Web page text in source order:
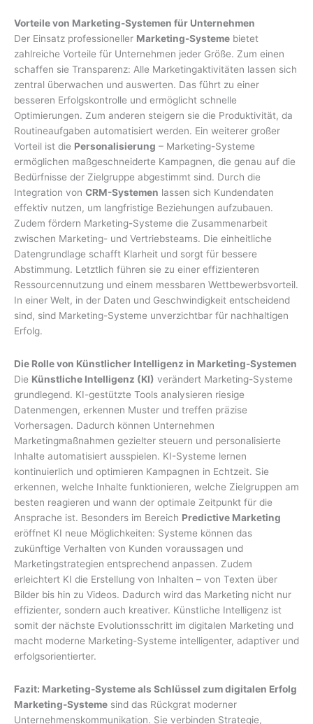
Vorteile von Marketing-Systemen für Unternehmen
Der Einsatz professioneller Marketing-Systeme bietet
zahlreiche Vorteile für Unternehmen jeder Größe. Zum einen
schaffen sie Transparenz: Alle Marketingaktivitäten lassen sich
zentral überwachen und auswerten. Das führt zu einer
besseren Erfolgskontrolle und ermöglicht schnelle
Optimierungen. Zum anderen steigern sie die Produktivität, da
Routineaufgaben automatisiert werden. Ein weiterer großer
Vorteil ist die Personalisierung – Marketing-Systeme
ermöglichen maßgeschneiderte Kampagnen, die genau auf die
Bedürfnisse der Zielgruppe abgestimmt sind. Durch die
Integration von CRM-Systemen lassen sich Kundendaten
effektiv nutzen, um langfristige Beziehungen aufzubauen.
Zudem fördern Marketing-Systeme die Zusammenarbeit
zwischen Marketing- und Vertriebsteams. Die einheitliche
Datengrundlage schafft Klarheit und sorgt für bessere
Abstimmung. Letztlich führen sie zu einer effizienteren
Ressourcennutzung und einem messbaren Wettbewerbsvorteil.
In einer Welt, in der Daten und Geschwindigkeit entscheidend
sind, sind Marketing-Systeme unverzichtbar für nachhaltigen
Erfolg.
Die Rolle von Künstlicher Intelligenz in Marketing-Systemen
Die Künstliche Intelligenz (KI) verändert Marketing-Systeme
grundlegend. KI-gestützte Tools analysieren riesige
Datenmengen, erkennen Muster und treffen präzise
Vorhersagen. Dadurch können Unternehmen
Marketingmaßnahmen gezielter steuern und personalisierte
Inhalte automatisiert ausspielen. KI-Systeme lernen
kontinuierlich und optimieren Kampagnen in Echtzeit. Sie
erkennen, welche Inhalte funktionieren, welche Zielgruppen am
besten reagieren und wann der optimale Zeitpunkt für die
Ansprache ist. Besonders im Bereich Predictive Marketing
eröffnet KI neue Möglichkeiten: Systeme können das
zukünftige Verhalten von Kunden voraussagen und
Marketingstrategien entsprechend anpassen. Zudem
erleichtert KI die Erstellung von Inhalten – von Texten über
Bilder bis hin zu Videos. Dadurch wird das Marketing nicht nur
effizienter, sondern auch kreativer. Künstliche Intelligenz ist
somit der nächste Evolutionsschritt im digitalen Marketing und
macht moderne Marketing-Systeme intelligenter, adaptiver und
erfolgsorientierter.
Fazit: Marketing-Systeme als Schlüssel zum digitalen Erfolg
Marketing-Systeme sind das Rückgrat moderner
Unternehmenskommunikation. Sie verbinden Strategie,